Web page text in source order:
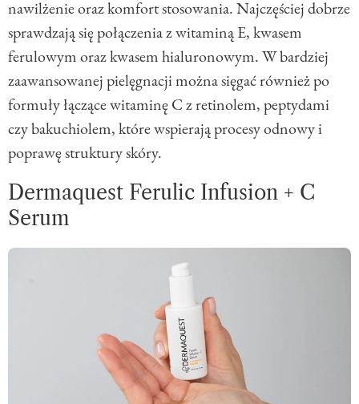
nawilżenie oraz komfort stosowania. Najczęściej dobrze
sprawdzają się połączenia z witaminą E, kwasem
ferulowym oraz kwasem hialuronowym. W bardziej
zaawansowanej pielęgnacji można sięgać również po
formuły łączące witaminę C z retinolem, peptydami
czy bakuchiolem, które wspierają procesy odnowy i
poprawę struktury skóry.
Dermaquest Ferulic Infusion + C
Serum